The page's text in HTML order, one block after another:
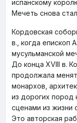
испанскому
Мечеть снова
Кордовская
в., когда епископ
мусульманской
До конца XVIII в.
продолжала
монархов,
из дорогих пород
сценами из жизни
Это авторская